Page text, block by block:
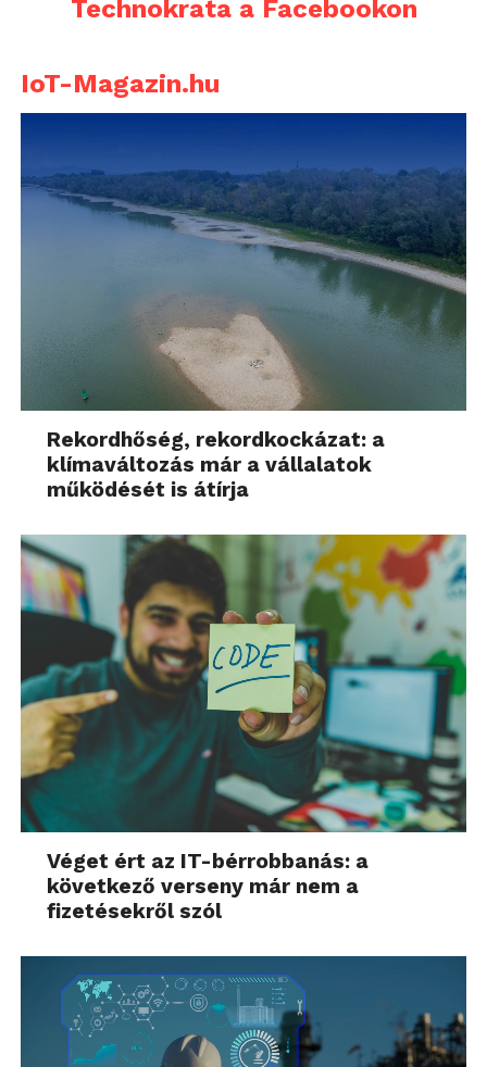
Technokrata a Facebookon
IoT-Magazin.hu
Rekordhőség, rekordkockázat: a
klímaváltozás már a vállalatok
működését is átírja
Véget ért az IT-bérrobbanás: a
következő verseny már nem a
fizetésekről szól